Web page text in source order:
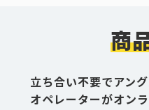
商
立ち合い不要でアン
オペレーターがオン